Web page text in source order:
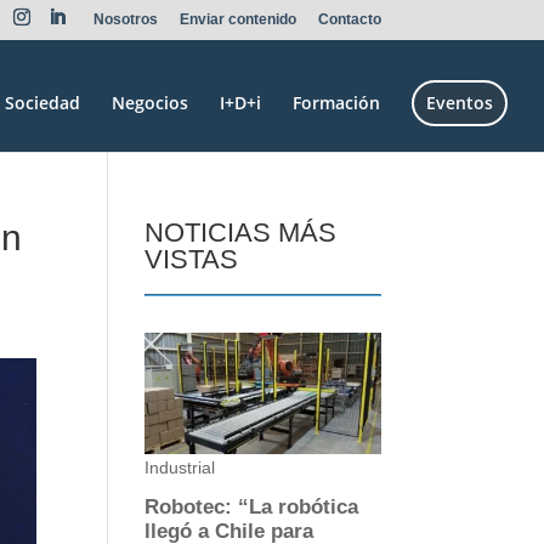
Nosotros Enviar contenido Contacto
Sociedad Negocios I+D+i Formación Eventos
NOTICIAS MÁS
VISTAS